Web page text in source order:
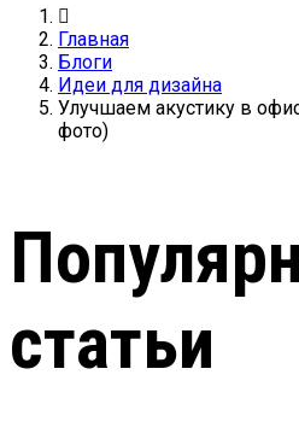
Главная
Блоги
Идеи для дизайна
Улучшаем акустику в
фото)
статьи